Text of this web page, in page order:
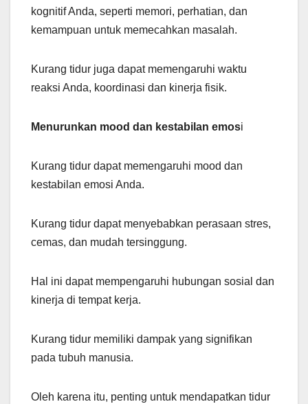
kognitif Anda, seperti memori, perhatian, dan
kemampuan untuk memecahkan masalah.
Kurang tidur juga dapat memengaruhi waktu
reaksi Anda, koordinasi dan kinerja fisik.
Menurunkan mood dan kestabilan emosi
Kurang tidur dapat memengaruhi mood dan
kestabilan emosi Anda.
Kurang tidur dapat menyebabkan perasaan stres,
cemas, dan mudah tersinggung.
Hal ini dapat mempengaruhi hubungan sosial dan
kinerja di tempat kerja.
Kurang tidur memiliki dampak yang signifikan
pada tubuh manusia.
Oleh karena itu, penting untuk mendapatkan tidur